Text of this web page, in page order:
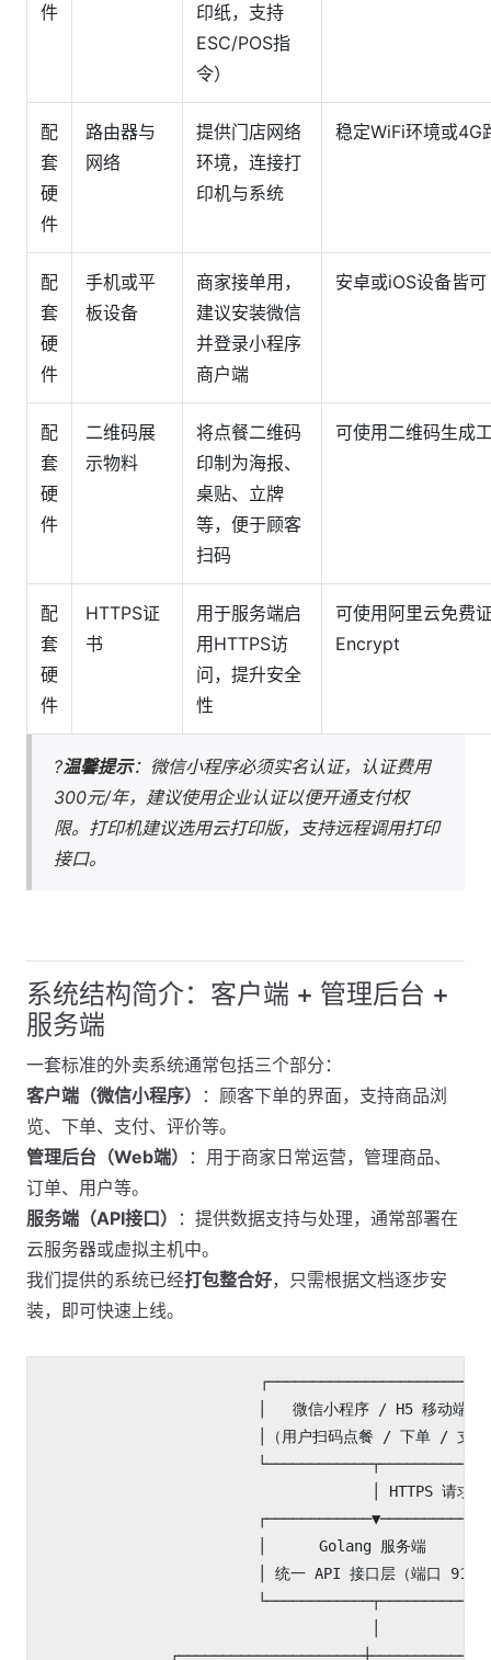
件
印纸，支持
ESC/POS指
令）
配
套
硬
件
路由器与
网络
提供门店网络
环境，连接打
印机与系统
稳定WiFi环境或4G
配
套
硬
件
手机或平
板设备
商家接单用，
建议安装微信
并登录小程序
商户端
安卓或iOS设备皆可
配
套
硬
件
二维码展
示物料
将点餐二维码
印制为海报、
桌贴、立牌
等，便于顾客
扫码
可使用二维码生成
配
套
硬
件
HTTPS证
书
用于服务端启
用HTTPS访
问，提升安全
性
可使用阿里云免费
Encrypt
?温馨提示：微信小程序必须实名认证，认证费用
300元/年，建议使用企业认证以便开通支付权
限。打印机建议选用云打印版，支持远程调用打印
接口。
系统结构简介：客户端 + 管理后台 +
服务端
一套标准的外卖系统通常包括三个部分：
客户端（微信小程序）
：顾客下单的界面，支持商品浏
览、下单、支付、评价等。
管理后台（Web端）
：用于商家日常运营，管理商品、
订单、用户等。
服务端（API接口）
：提供数据支持与处理，通常部署在
云服务器或虚拟主机中。
我们提供的系统已经打包整合好，只需根据文档逐步安
装，即可快速上线。
│   微信小程序 / H5 移动端前
│（用户扫码点餐 / 下单 / 支
                                      │ HTTPS 请求
│      Golang 服务端
│ 统一 API 接口层（端口 9100